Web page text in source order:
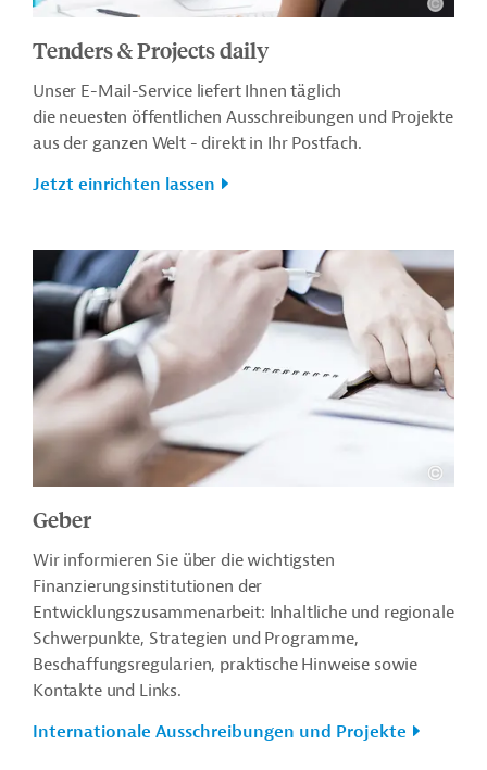
Tenders & Projects daily
Unser E-Mail-Service liefert Ihnen täglich
die neuesten öffentlichen Ausschreibungen und Projekte
aus der ganzen Welt - direkt in Ihr Postfach.
Jetzt einrichten lassen
Geber
Wir informieren Sie über die wichtigsten
Finanzierungsinstitutionen der
Entwicklungszusammenarbeit: Inhaltliche und regionale
Schwerpunkte, Strategien und Programme,
Beschaffungsregularien, praktische Hinweise sowie
Kontakte und Links.
Internationale Ausschreibungen und Projekte